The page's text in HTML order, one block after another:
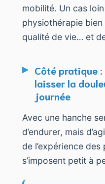
mobilité. Un cas loin
physiothérapie
qualité de vie… et
Côté pratique :
laisser la
journée
Avec une hanche
d’endurer, mais
de l’expérience
s’imposent petit à